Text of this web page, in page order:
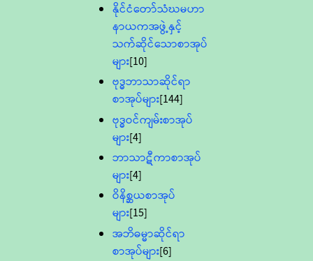
နိုင်ငံတော်သံဃမဟာ
နာယကအဖွဲ့နှင့်
သက်ဆိုင်သောစာအုပ်
များ[10]
ဗုဒ္ဓဘာသာဆိုင်ရာ
စာအုပ်များ[144]
ဗုဒ္ဓဝင်ကျမ်းစာအုပ်
များ[4]
ဘာသာဋီကာစာအုပ်
များ[4]
ဝိနိစ္ဆယစာအုပ်
များ[15]
အဘိဓမ္မာဆိုင်ရာ
စာအုပ်များ[6]